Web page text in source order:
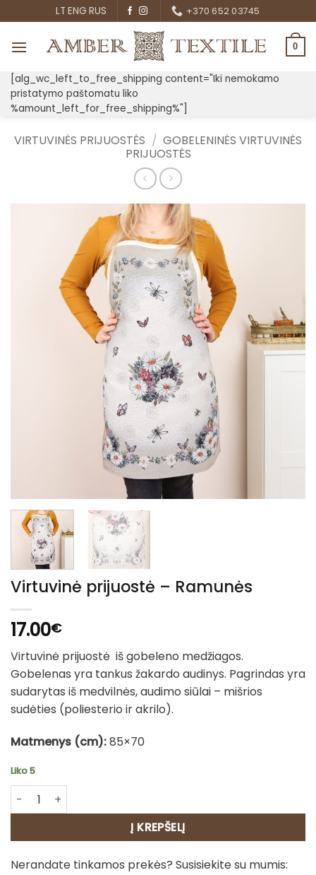
to
content
LT ENG RUS +370 652 03745
0
[alg_wc_left_to_free_shipping content="Iki nemokamo
pristatymo paštomatu liko
%amount_left_for_free_shipping%"]
VIRTUVINĖS PRIJUOSTĖS / GOBELENINĖS VIRTUVINĖS
PRIJUOSTĖS
Virtuvinė prijuostė – Ramunės
17.00€
Virtuvinė prijuostė iš gobeleno medžiagos.
Gobelenas yra tankus žakardo audinys. Pagrindas yra
sudarytas iš medvilnės, audimo siūlai – mišrios
sudėties (poliesterio ir akrilo).
Matmenys (cm):85×70
Liko 5
produkto kiekis: Virtuvinė prijuostė - Ramunės
Į KREPŠELĮ
Nerandate tinkamos prekės? Susisiekite su mumis: